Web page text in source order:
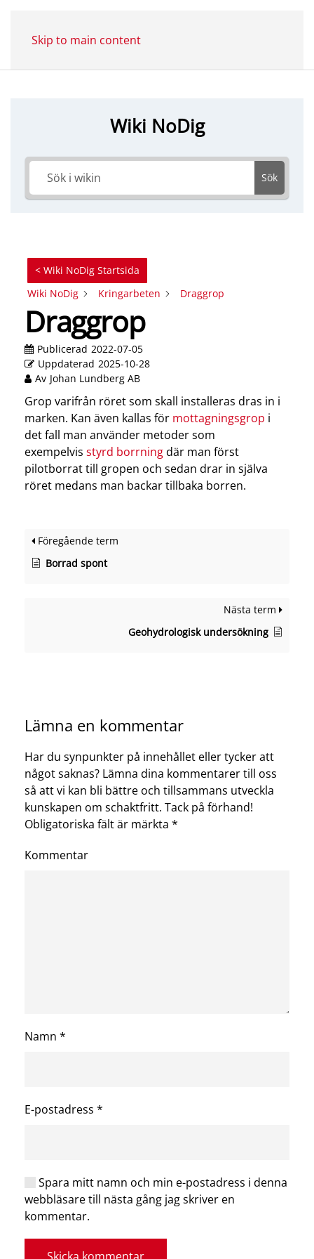
Skip to main content
Wiki NoDig
Sök
< Wiki NoDig Startsida
Wiki NoDig
Kringarbeten Draggrop
Draggrop
Publicerad 2022-07-05
Uppdaterad 2025-10-28
Av Johan Lundberg AB
Grop varifrån röret som skall installeras dras in i
marken. Kan även kallas för mottagningsgrop i
det fall man använder metoder som
exempelvis styrd borrningdär man först
pilotborrat till gropen och sedan drar in själva
röret medans man backar tillbaka borren.
Föregående term
Borrad spont
Nästa term
Geohydrologisk undersökning
Lämna en kommentar
Har du synpunkter på innehållet eller tycker att
något saknas? Lämna dina kommentarer till oss
så att vi kan bli bättre och tillsammans utveckla
kunskapen om schaktfritt. Tack på förhand!
Obligatoriska fält är märkta *
Kommentar
Namn *
E-postadress *
Spara mitt namn och min e-postadress i denna
webbläsare till nästa gång jag skriver en
kommentar.